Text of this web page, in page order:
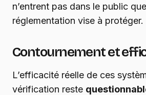
n’entrent pas dans le public
réglementation vise à protéger.
Contournement et
L’efficacité réelle de ces
vérification reste